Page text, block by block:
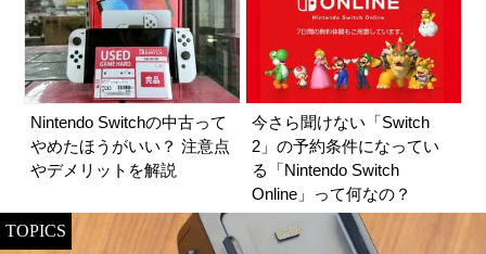
Nintendo Switchの中古って
やめたほうがいい？ 注意点
やデメリットを解説
今さら聞けない「Switch
2」の予約条件になってい
る「Nintendo Switch
Online」って何なの？
TOPICS